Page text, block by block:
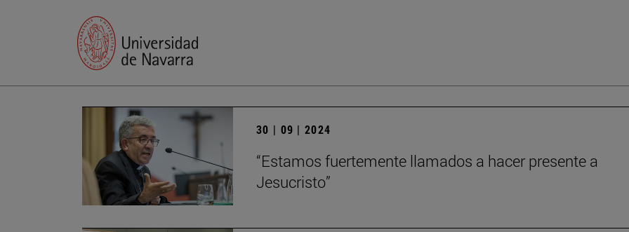
30 | 09 | 2024
“Estamos fuertemente llamados a hacer presente a
Jesucristo”